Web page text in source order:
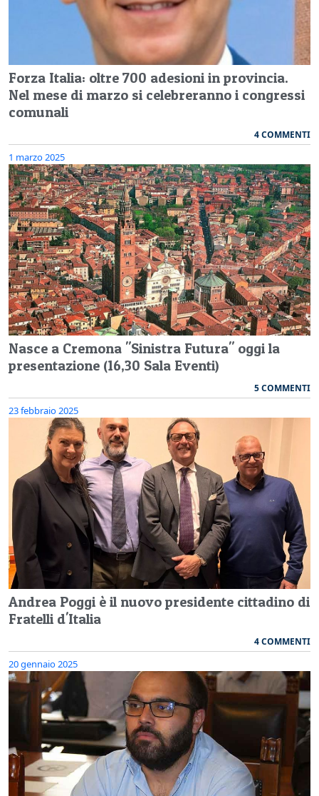
Forza Italia: oltre 700 adesioni in provincia.
Nel mese di marzo si celebreranno i congressi
comunali
4 COMMENTI
1 marzo 2025
Nasce a Cremona "Sinistra Futura" oggi la
presentazione (16,30 Sala Eventi)
5 COMMENTI
23 febbraio 2025
Andrea Poggi è il nuovo presidente cittadino di
Fratelli d'Italia
4 COMMENTI
20 gennaio 2025